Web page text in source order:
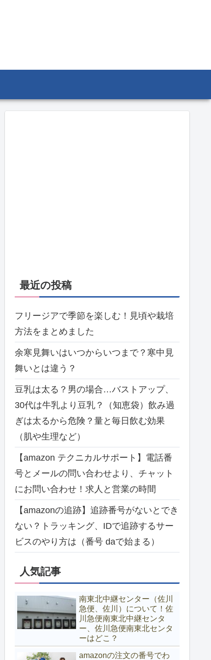
最近の投稿
フリージアで季節を楽しむ！見頃や栽培
方法をまとめました
余寒見舞いはいつからいつまで？寒中見
舞いとは違う？
豆乳は太る？男の場合…バストアップ、
30代は牛乳より豆乳？（知恵袋）飲み過
ぎは太るから危険？量と毎日飲む効果
（肌や生理など）
【amazon テクニカルサポート】電話番
号とメールの問い合わせより、チャット
にお問い合わせ！求人と営業の時間
【amazonの追跡】追跡番号がないとでき
ない？トラッキング、IDで追跡するサー
ビスのやり方は（番号 daで始まる）
人気記事
南東北中継センター（佐川
急便、佐川）について！佐
川急便南東北中継センタ
ー、佐川急便南東北センタ
ーはどこ？
amazonの注文の番号でわ